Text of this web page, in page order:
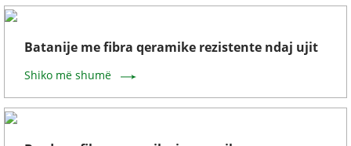
Batanije me fibra qeramike rezistente ndaj ujit
Shiko më shumë